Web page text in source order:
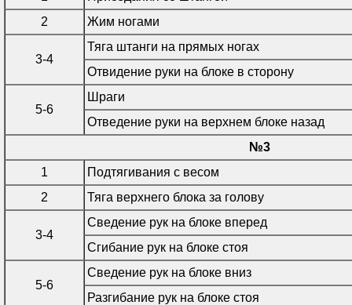
2
Жим ногами
3-4
Тяга штанги на прямых ногах
Отвидение руки на блоке в сторону
5-6
Шраги
Отведение руки на верхнем блоке назад
№3
1
Подтягивания с весом
2
Тяга верхнего блока за голову
3-4
Сведение рук на блоке вперед
Сгибание рук на блоке стоя
5-6
Сведение рук на блоке вниз
Разгибание рук на блоке стоя